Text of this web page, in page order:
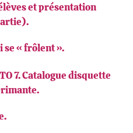
et présentation
se « frôlent ».
7. Catalogue disquette